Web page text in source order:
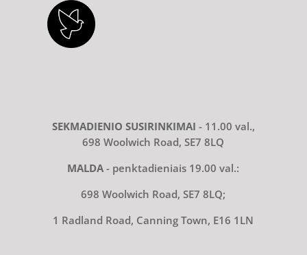
SEKMADIENIO SUSIRINKIMAI - 11.00 val.,
698 Woolwich Road, SE7 8LQ
MALDA- penktadieniais 19.00 val.:
698 Woolwich Road, SE7 8LQ;
1 Radland Road, Canning Town, E16 1LN